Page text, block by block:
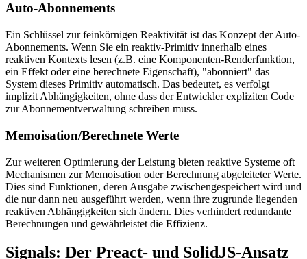
Auto-Abonnements
Ein Schlüssel zur feinkörnigen Reaktivität ist das Konzept der Auto-
Abonnements. Wenn Sie ein reaktiv-Primitiv innerhalb eines
reaktiven Kontexts lesen (z.B. eine Komponenten-Renderfunktion,
ein Effekt oder eine berechnete Eigenschaft), "abonniert" das
System dieses Primitiv automatisch. Das bedeutet, es verfolgt
implizit Abhängigkeiten, ohne dass der Entwickler expliziten Code
zur Abonnementverwaltung schreiben muss.
Memoisation/Berechnete Werte
Zur weiteren Optimierung der Leistung bieten reaktive Systeme oft
Mechanismen zur Memoisation oder Berechnung abgeleiteter Werte.
Dies sind Funktionen, deren Ausgabe zwischengespeichert wird und
die nur dann neu ausgeführt werden, wenn ihre zugrunde liegenden
reaktiven Abhängigkeiten sich ändern. Dies verhindert redundante
Berechnungen und gewährleistet die Effizienz.
Signals: Der Preact- und SolidJS-Ansatz